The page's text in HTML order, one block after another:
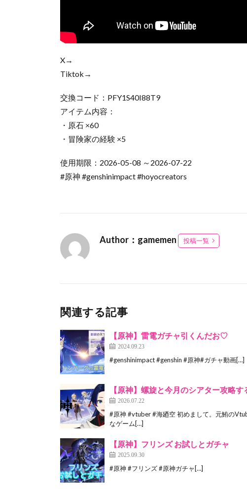
X→
Tiktok→
交換コード：PFY1S40I88T9
アイテム内容：
・原石 ×60
・冒険家の経験 ×5
使用期限：2026-05-08 ～2026-07-22
#原神 #genshinimpact #hoyocreators
Author：gamemen 投稿一覧
関連する記事
【原神】雷電ガチャ引くんだお♡
2024.09.23
#genshinimpact #genshin #原神#ガチャ動画[…]
【原神】螺旋と今月のシアター攻略
2026.07.22
#原神 #vtuber #海廼空 初めまして。元鮪の
なゲーム[…]
【原神】フリンズ お試しとガチャ
2025.09.30
#原神 #フリンズ #原神ガチャ[…]